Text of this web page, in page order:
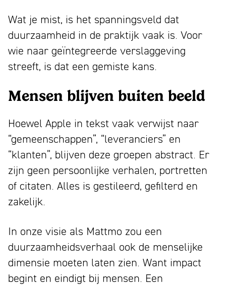
Wat je mist, is het spanningsveld dat
duurzaamheid in de praktijk vaak is. Voor
wie naar geïntegreerde verslaggeving
streeft, is dat een gemiste kans.
Mensen blijven buiten beeld
Hoewel Apple in tekst vaak verwijst naar
“gemeenschappen”, “leveranciers” en
“klanten”, blijven deze groepen abstract. Er
zijn geen persoonlijke verhalen, portretten
of citaten. Alles is gestileerd, gefilterd en
zakelijk.
In onze visie als Mattmo zou een
duurzaamheidsverhaal ook de menselijke
dimensie moeten laten zien. Want impact
begint en eindigt bij mensen. Een